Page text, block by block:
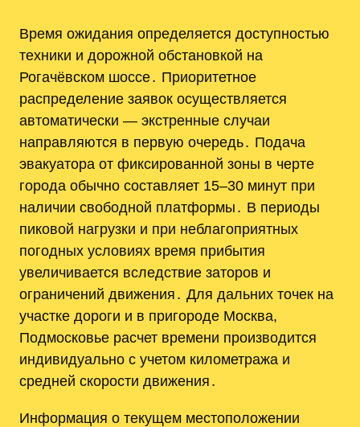
Время ожидания определяется доступностью
техники и дорожной обстановкой на
Рогачёвском шоссе․ Приоритетное
распределение заявок осуществляется
автоматически — экстренные случаи
направляются в первую очередь․ Подача
эвакуатора от фиксированной зоны в черте
города обычно составляет 15–30 минут при
наличии свободной платформы․ В периоды
пиковой нагрузки и при неблагоприятных
погодных условиях время прибытия
увеличивается вследствие заторов и
ограничений движения․ Для дальних точек на
участке дороги и в пригороде Москва,
Подмосковье расчет времени производится
индивидуально с учетом километража и
средней скорости движения․
Информация о текущем местоположении